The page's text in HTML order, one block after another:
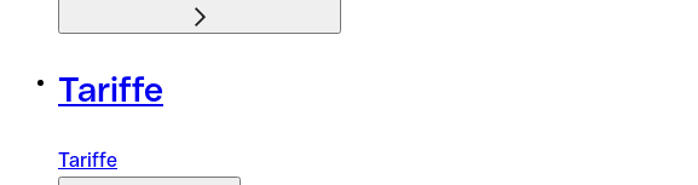
Tariffe
Tariffe